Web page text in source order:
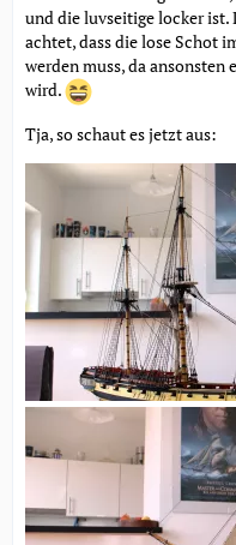
und die luvseitige locker ist.
achtet, dass die lose Schot
werden muss, da ansonsten
wird.
Tja, so schaut es jetzt aus: